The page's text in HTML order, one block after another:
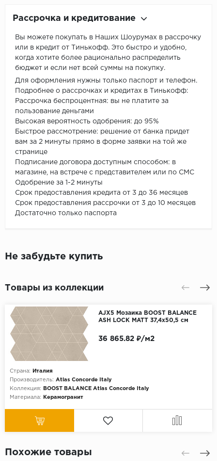
Рассрочка и кредитование
Вы можете покупать в Наших Шоурумах в рассрочку
или в кредит от Тинькофф. Это быстро и удобно,
когда хотите более рационально распределить
бюджет и если нет всей суммы на покупку.
Для оформления нужны только паспорт и телефон.
Подробнее о рассрочках и кредитах в Тинькофф:
Рассрочка беспроцентная: вы не платите за
пользование деньгами
Высокая вероятность одобрения: до 95%
Быстрое рассмотрение: решение от банка придет
вам за 2 минуты прямо в форме заявки на той же
странице
Подписание договора доступным способом: в
магазине, на встрече с представителем или по СМС
Одобрение за 1-2 минуты
Срок предоставления кредита от 3 до 36 месяцев
Срок предоставления рассрочки от 3 до 10 месяцев
Достаточно только паспорта
Не забудьте купить
Товары из коллекции
AJX5 Мозаика BOOST BALANCE
ASH LOCK MATT 37,4x50,5 см
Страна:
Италия
Производитель: Atlas Concorde Italy
Коллекция:
BOOST BALANCE Atlas Concorde Italy
Материала:
Керамогранит
36 865.82 ₽/м2
Похожие товары